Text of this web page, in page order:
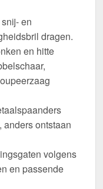
en
dragen.
en hitte
anders ontstaan
volgens
en passende